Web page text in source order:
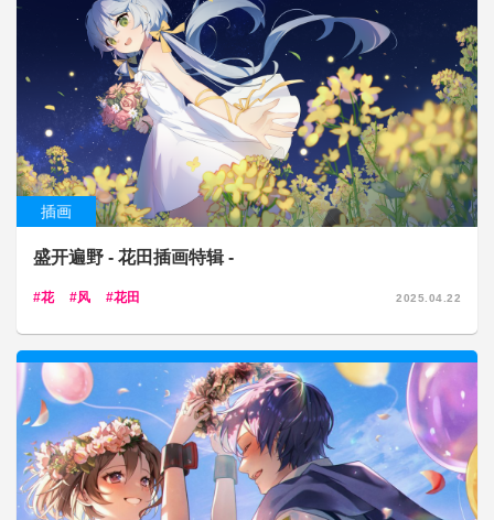
插画
盛开遍野 - 花田插画特辑 -
花 风 花田 2025.04.22